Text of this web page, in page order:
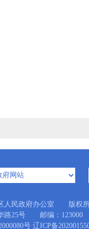
人民政府办公室 版权所
路25号 邮编：123000
号 辽ICP备